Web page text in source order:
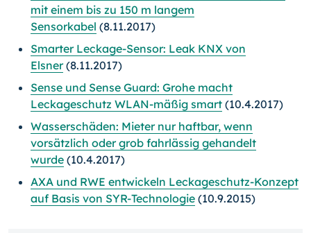
mit einem bis zu 150 m langem
Sensorkabel (8.11.2017)
Smarter Leckage-Sensor: Leak KNX von
Elsner(8.11.2017)
Sense und Sense Guard: Grohe macht
Leckageschutz WLAN-mäßig smart (10.4.2017)
Wasserschäden: Mieter nur haftbar, wenn
vorsätzlich oder grob fahrlässig gehandelt
wurde (10.4.2017)
AXA und RWE entwickeln Leckageschutz-Konzept
auf Basis von SYR-Technologie (10.9.2015)